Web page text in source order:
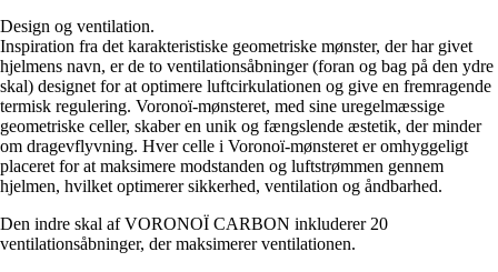
Design og ventilation.
Inspiration fra det karakteristiske geometriske mønster, der har givet
hjelmens navn, er de to ventilationsåbninger (foran og bag på den ydre
skal) designet for at optimere luftcirkulationen og give en fremragende
termisk regulering. Voronoï-mønsteret, med sine uregelmæssige
geometriske celler, skaber en unik og fængslende æstetik, der minder
om dragevflyvning. Hver celle i Voronoï-mønsteret er omhyggeligt
placeret for at maksimere modstanden og luftstrømmen gennem
hjelmen, hvilket optimerer sikkerhed, ventilation og åndbarhed.
Den indre skal af VORONOÏ CARBON inkluderer 20
ventilationsåbninger, der maksimerer ventilationen.